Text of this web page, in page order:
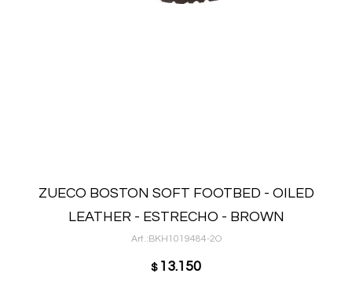
ZUECO BOSTON SOFT FOOTBED - OILED
LEATHER - ESTRECHO - BROWN
BKH1019484-2O
$ 13.150